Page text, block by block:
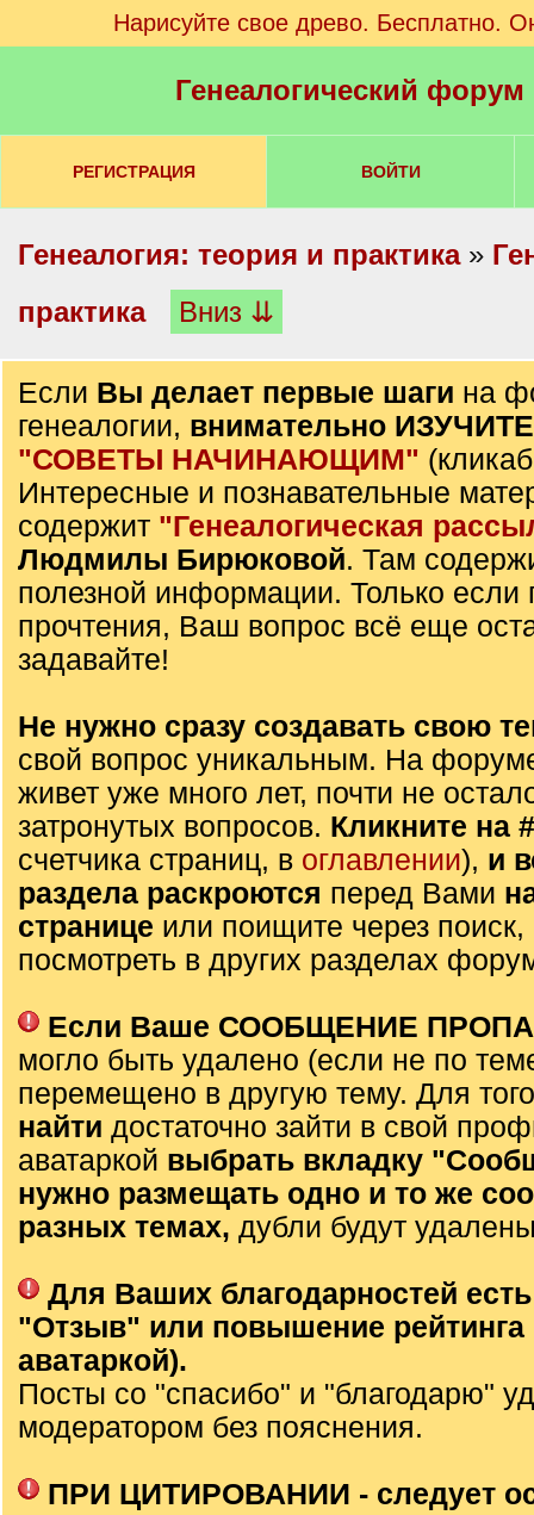
Нарисуйте свое древо. Бесплатно.
Генеалогический
РЕГИСТРАЦИЯ ВОЙТИ
Генеалогия: теория и практика»
практика
Вниз ⇊
Если Вы делает первые шаги на
генеалогии, внимательно
"СОВЕТЫ НАЧИНАЮЩИМ"
Интересные и познавательные
содержит "Генеалогическая
Людмилы Бирюковой. Там
полезной информации. Только если
прочтения, Ваш вопрос всё еще
задавайте!
Не нужно сразу создавать свою
свой вопрос уникальным. На
живет уже много лет, почти не
затронутых вопросов. Кликните на
счетчика страниц, в оглавлении), и
раздела раскроются перед Вами
странице или поищите через
посмотреть в других разделах
Если Ваше СООБЩЕНИЕ
могло быть удалено (если не по
перемещено в другую тему. Для
найти достаточно зайти в свой
аватаркой выбрать вкладку
нужно размещать одно и то же
разных темах, дубли будут
Для Ваших благодарностей
"Отзыв" или повышение рейтинга
аватаркой).
Посты со "спасибо" и "благодарю"
модератором без пояснения.
ПРИ ЦИТИРОВАНИИ - следует